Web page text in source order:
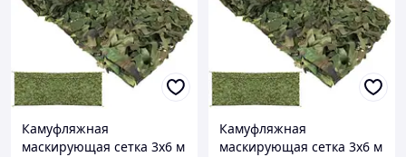
Камуфляжная
маскирующая сетка 3x6 м
Камуфляжная
маскирующая сетка 3x6 м